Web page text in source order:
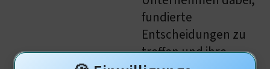
fundierte
Entscheidungen zu
treffen und ihre